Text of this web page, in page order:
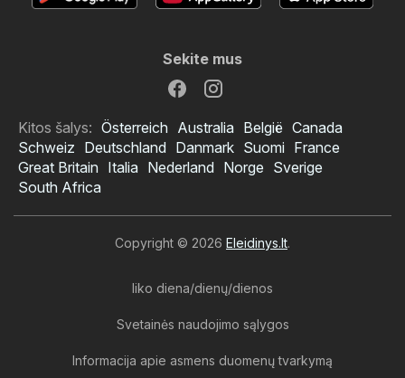
Sekite mus
Kitos šalys: Österreich Australia België Canada
Schweiz Deutschland Danmark Suomi France
Great Britain Italia Nederland Norge Sverige
South Africa
Copyright © 2026 Eleidinys.lt.
liko diena/dienų/dienos
Svetainės naudojimo sąlygos
Informacija apie asmens duomenų tvarkymą